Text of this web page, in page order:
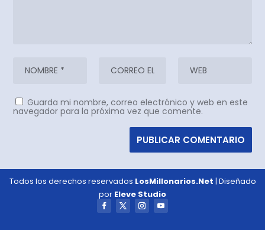
Guarda mi nombre, correo electrónico y web en este
navegador para la próxima vez que comente.
Todos los derechos reservados LosMillonarios.Net | Diseñado
por Eleve Studio